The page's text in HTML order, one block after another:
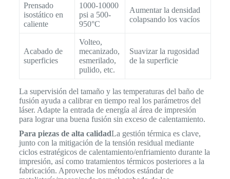
Prensado
isostático en
caliente
1000-10000
psi a 500-
950°C
Aumentar la densidad
colapsando los vacíos
Acabado de
superficies
Volteo,
mecanizado,
esmerilado,
pulido, etc.
Suavizar la rugosidad
de la superficie
La supervisión del tamaño y las temperaturas del baño de
fusión ayuda a calibrar en tiempo real los parámetros del
láser. Adapte la entrada de energía al área de impresión
para lograr una buena fusión sin exceso de calentamiento.
Para piezas de alta calidadLa gestión térmica es clave,
junto con la mitigación de la tensión residual mediante
ciclos estratégicos de calentamiento/enfriamiento durante la
impresión, así como tratamientos térmicos posteriores a la
fabricación. Aproveche los métodos estándar de